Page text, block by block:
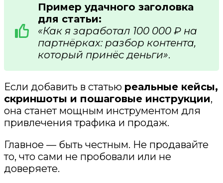
Пример удачного заголовка
для статьи:
«Как я заработал 100 000 ₽ на
партнёрках: разбор контента,
который принёс деньги».
Если добавить в статью реальные кейсы,
скриншоты и пошаговые инструкции,
она станет мощным инструментом для
привлечения трафика и продаж.
Главное — быть честным. Не продавайте
то, что сами не пробовали или не
доверяете.